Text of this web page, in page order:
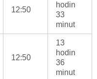
12:50
hodin
33
minut
12:50
13
hodin
36
minut